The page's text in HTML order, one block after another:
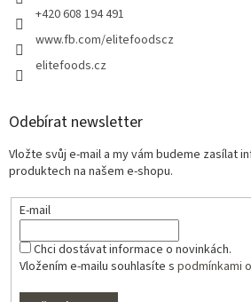
+420 608 194 491
www.fb.com/elitefoodscz
elitefoods.cz
Odebírat newsletter
Vložte svůj e-mail a my vám budeme zasílat
produktech na našem e-shopu.
E-mail
Chci dostávat informace o novinkách.
Vložením e-mailu souhlasíte s podmínkami